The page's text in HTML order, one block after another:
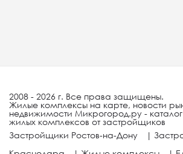
2008 - 2026 г. Все права защищены.
Жилые комплексы на карте, новости
недвижимости Микрогород.ру -
жилых комплексов от застройщиков
Застройщики Ростов-на-Дону
|